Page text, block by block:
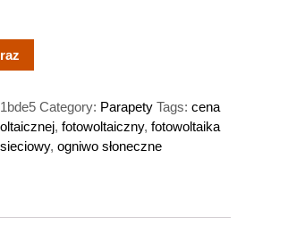
Category: Parapety Tags: cena
, fotowoltaiczny, fotowoltaika
, ogniwo słoneczne